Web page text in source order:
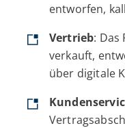
entworfen,
Vertrieb: Das
verkauft,
über digitale